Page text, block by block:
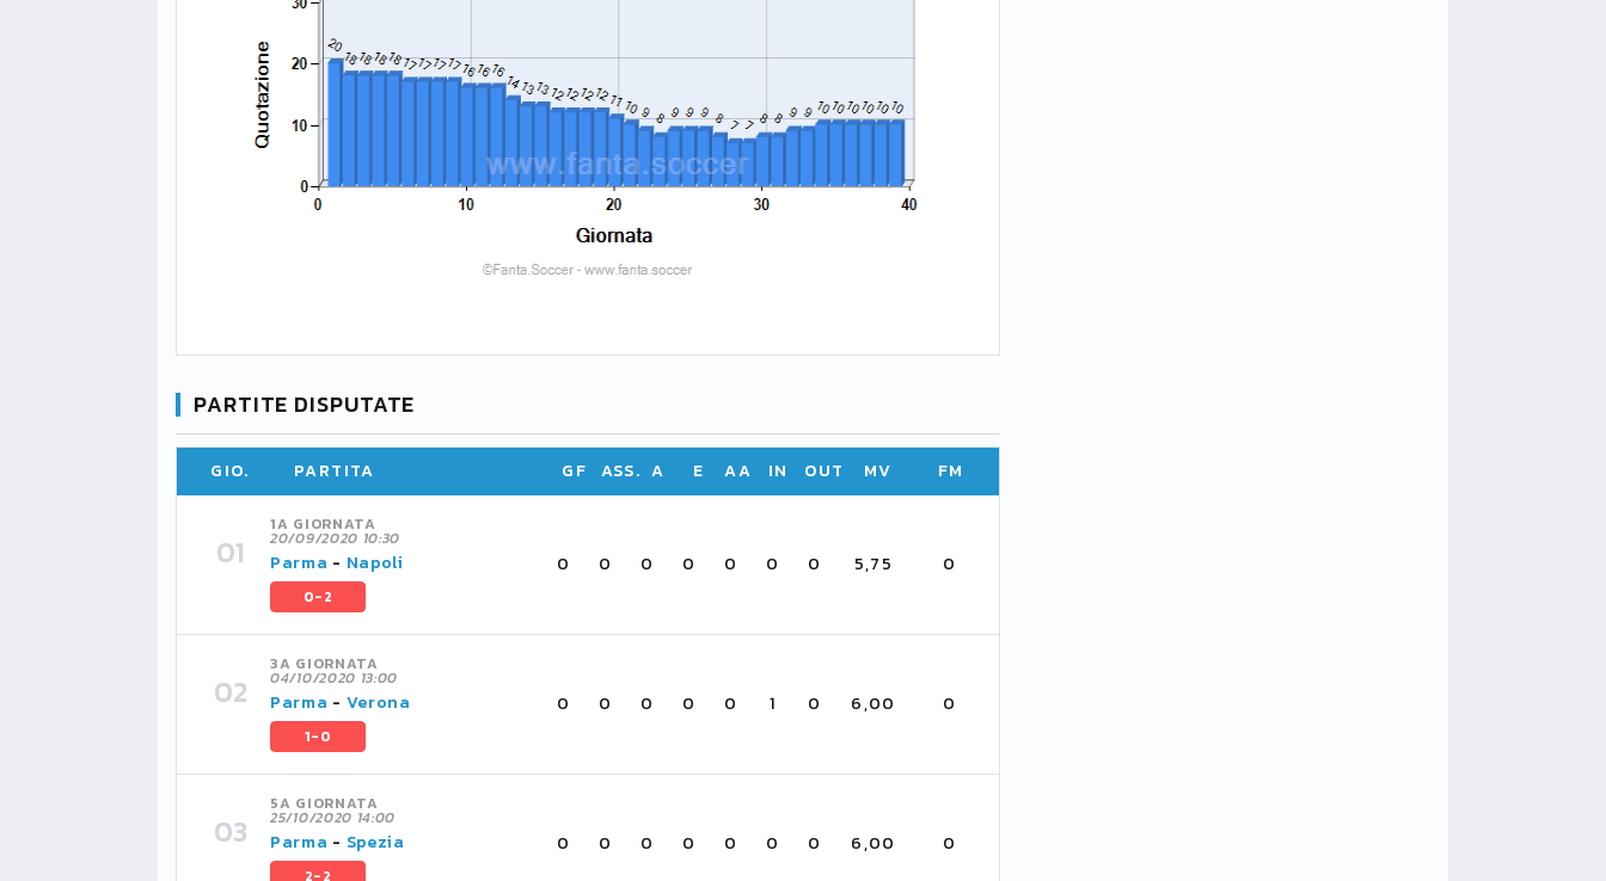
PARTITE DISPUTATE
GIO. PARTITA GF ASS. A E AA IN OUT MV FM
1A GIORNATA
20/09/2020 10:30
Parma - Napoli
0-2
0 0 0 0 0 0 0 5,75 0
3A GIORNATA
04/10/2020 13:00
Parma - Verona
1-0
0 0 0 0 0 1 0 6,00 0
5A GIORNATA
25/10/2020 14:00
Parma - Spezia
2-2
0 0 0 0 0 0 0 6,00 0